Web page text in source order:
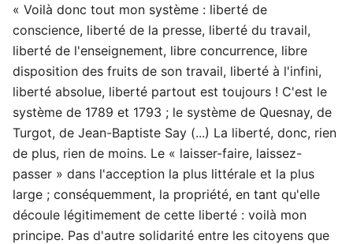
« Voilà donc tout mon système : liberté de
conscience, liberté de la presse, liberté du travail,
liberté de l'enseignement, libre concurrence, libre
disposition des fruits de son travail, liberté à l'infini,
liberté absolue, liberté partout est toujours ! C'est le
système de 1789 et 1793 ; le système de Quesnay, de
Turgot, de Jean-Baptiste Say (...) La liberté, donc, rien
de plus, rien de moins. Le « laisser-faire, laissez-
passer » dans l'acception la plus littérale et la plus
large ; conséquemment, la propriété, en tant qu'elle
découle légitimement de cette liberté : voilà mon
principe. Pas d'autre solidarité entre les citoyens que